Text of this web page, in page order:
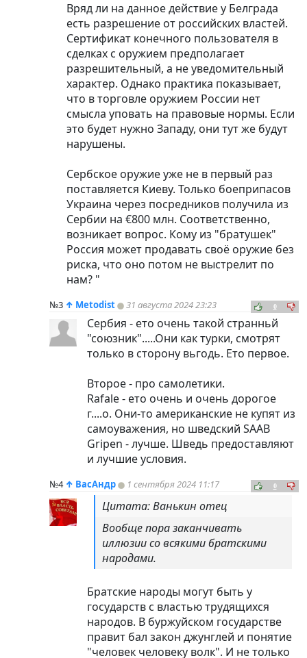
Вряд ли на данное действие у Белграда
есть разрешение от российских властей.
Сертификат конечного пользователя в
сделках с оружием предполагает
разрешительный, а не уведомительный
характер. Однако практика показывает,
что в торговле оружием России нет
смысла уповать на правовые нормы. Если
это будет нужно Западу, они тут же будут
нарушены.
Сербское оружие уже не в первый раз
поставляется Киеву. Только боеприпасов
Украина через посредников получила из
Сербии на €800 млн. Соответственно,
возникает вопрос. Кому из "братушек"
Россия может продавать своё оружие без
риска, что оно потом не выстрелит по
нам? "
№3 ↑ Metodist 31 августа 2024 23:23 0
Сербия - ето очень такой странньй
"союзник".....Они как турки, смотрят
только в сторону вьгодь. Ето первое.
Второе - про самолетики.
Rafale - ето очень и очень дорогое
г....о. Они-то американские не купят из
самоуважения, но шведский SAAB
Gripen - лучше. Шведь предоставляют
и лучшие условия.
№4 ↑ ВасАндр 1 сентября 2024 11:17 0
Цитата: Ванькин отец
Вообще пора заканчивать
иллюзии со всякими братскими
народами.
Братские народы могут быть у
государств с властью трудящихся
народов. В буржуйском государстве
правит бал закон джунглей и понятие
"человек человеку волк". И не только